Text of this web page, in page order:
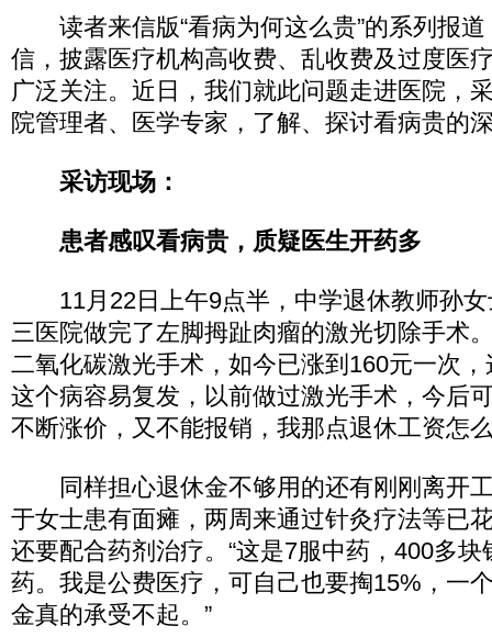
读者来信版“看病为何这么贵”的系列报道
信，披露医疗机构高收费、乱收费及过度医
广泛关注。近日，我们就此问题走进医院，
院管理者、医学专家，了解、探讨看病贵的
采访现场：
患者感叹看病贵，质疑医生开药多
11月22日上午9点半，中学退休教师孙女
三医院做完了左脚拇趾肉瘤的激光切除手术
二氧化碳激光手术，如今已涨到160元一次，
这个病容易复发，以前做过激光手术，今后
不断涨价，又不能报销，我那点退休工资怎
同样担心退休金不够用的还有刚刚离开
于女士患有面瘫，两周来通过针灸疗法等已
还要配合药剂治疗。“这是7服中药，400多
药。我是公费医疗，可自己也要掏15%，一
金真的承受不起。”